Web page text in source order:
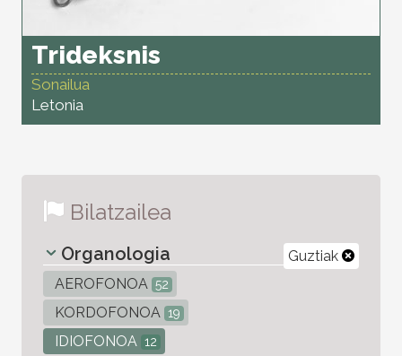
Trideksnis
Sonailua
Letonia
Bilatzailea
Guztiak
Organologia
AEROFONOA 52
KORDOFONOA 19
IDIOFONOA 12